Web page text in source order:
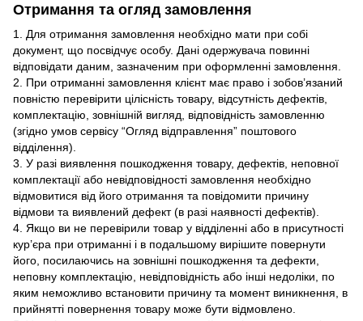
Отримання та огляд замовлення
1. Для отримання замовлення необхідно мати при собі
документ, що посвідчує особу. Дані одержувача повинні
відповідати даним, зазначеним при оформленні замовлення.
2. При отриманні замовлення клієнт має право і зобов’язаний
повністю перевірити цілісність товару, відсутність дефектів,
комплектацію, зовнішній вигляд, відповідність замовленню
(згідно умов сервісу “Огляд відправлення” поштового
відділення).
3. У разі виявлення пошкодження товару, дефектів, неповної
комплектації або невідповідності замовлення необхідно
відмовитися від його отримання та повідомити причину
відмови та виявлений дефект (в разі наявності дефектів).
4. Якщо ви не перевірили товар у відділенні або в присутності
кур’єра при отриманні і в подальшому вирішите повернути
його, посилаючись на зовнішні пошкодження та дефекти,
неповну комплектацію, невідповідність або інші недоліки, по
яким неможливо встановити причину та момент виникнення, в
прийнятті повернення товару може бути відмовлено.